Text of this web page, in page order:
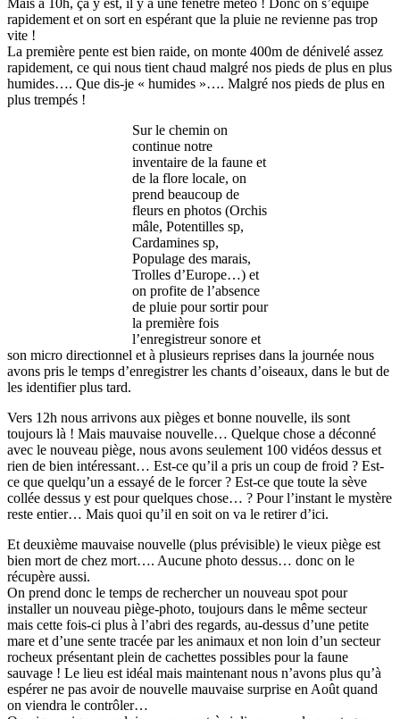
rapidement et on sort en espérant que la pluie ne revienne pas trop
vite !
La première pente est bien raide, on monte 400m de dénivelé assez
rapidement, ce qui nous tient chaud malgré nos pieds de plus en plus
humides…. Que dis-je « humides »…. Malgré nos pieds de plus en
plus trempés !
Sur le chemin on
continue notre
inventaire de la faune et
de la flore locale, on
prend beaucoup de
fleurs en photos (Orchis
mâle, Potentilles sp,
Cardamines sp,
Populage des marais,
Trolles d’Europe…) et
on profite de l’absence
de pluie pour sortir pour
la première fois
l’enregistreur sonore et
son micro directionnel et à plusieurs reprises dans la journée nous
avons pris le temps d’enregistrer les chants d’oiseaux, dans le but de
les identifier plus tard.
Vers 12h nous arrivons aux pièges et bonne nouvelle, ils sont
toujours là ! Mais mauvaise nouvelle… Quelque chose a déconné
avec le nouveau piège, nous avons seulement 100 vidéos dessus et
rien de bien intéressant… Est-ce qu’il a pris un coup de froid ? Est-
ce que quelqu’un a essayé de le forcer ? Est-ce que toute la sève
collée dessus y est pour quelques chose… ? Pour l’instant le mystère
reste entier… Mais quoi qu’il en soit on va le retirer d’ici.
Et deuxième mauvaise nouvelle (plus prévisible) le vieux piège est
bien mort de chez mort…. Aucune photo dessus… donc on le
récupère aussi.
On prend donc le temps de rechercher un nouveau spot pour
installer un nouveau piège-photo, toujours dans le même secteur
mais cette fois-ci plus à l’abri des regards, au-dessus d’une petite
mare et d’une sente tracée par les animaux et non loin d’un secteur
rocheux présentant plein de cachettes possibles pour la faune
sauvage ! Le lieu est idéal mais maintenant nous n’avons plus qu’à
espérer ne pas avoir de nouvelle mauvaise surprise en Août quand
on viendra le contrôler…